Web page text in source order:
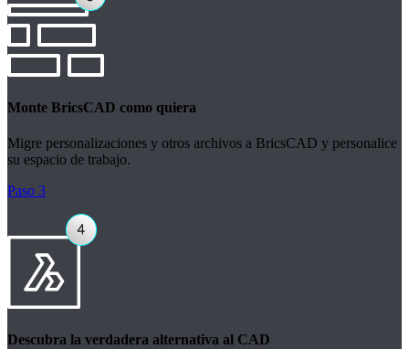
Monte BricsCAD como quiera
Migre personalizaciones y otros archivos a BricsCAD y personalice
su espacio de trabajo.
Paso 3
Descubra la verdadera alternativa al CAD